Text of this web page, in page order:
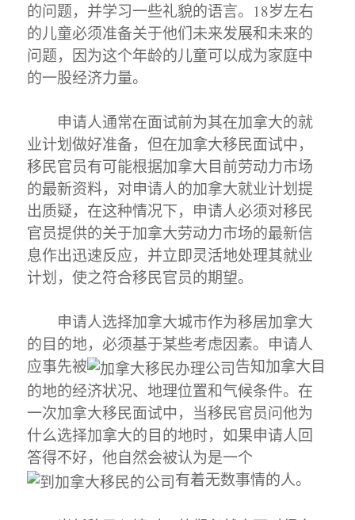
的问题，并学习一些礼貌的语言。18岁左右
的儿童必须准备关于他们未来发展和未来的
问题，因为这个年龄的儿童可以成为家庭中
的一股经济力量。
申请人通常在面试前为其在加拿大的就
业计划做好准备，但在加拿大移民面试中，
移民官员有可能根据加拿大目前劳动力市场
的最新资料，对申请人的加拿大就业计划提
出质疑，在这种情况下，申请人必须对移民
官员提供的关于加拿大劳动力市场的最新信
息作出迅速反应，并立即灵活地处理其就业
计划，使之符合移民官员的期望。
申请人选择加拿大城市作为移居加拿大
的目的地，必须基于某些考虑因素。申请人
应事先被
告知加拿大目
的地的经济状况、地理位置和气候条件。在
一次加拿大移民面试中，当移民官员问他为
什么选择加拿大的目的地时，如果申请人回
答得不好，他自然会被认为是一个
有着无数事情的人。